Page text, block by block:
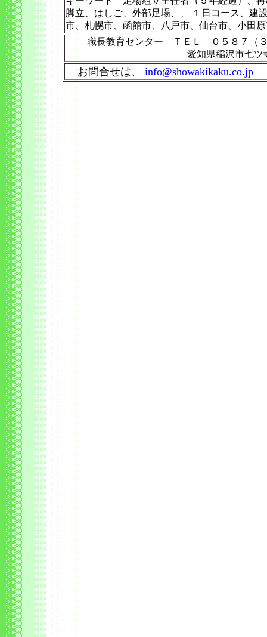
脚立、はしご、外部足場、、 １日コース、建
市、札幌市、函館市、八戸市、仙台市、小田
職長教育センター ＴＥＬ ０５８７（
愛知県稲沢市七
お問合せは、 info@showakikaku.co.jp